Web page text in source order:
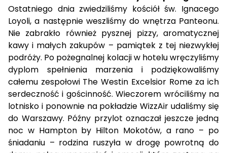
Ostatniego dnia zwiedziliśmy kościół św. Ignacego
Loyoli, a następnie weszliśmy do wnętrza Panteonu.
Nie zabrakło również pysznej pizzy, aromatycznej
kawy i małych zakupów – pamiątek z tej niezwykłej
podróży. Po pożegnalnej kolacji w hotelu wręczyliśmy
dyplom spełnienia marzenia i podziękowaliśmy
całemu zespołowi The Westin Excelsior Rome za ich
serdeczność i gościnność. Wieczorem wróciliśmy na
lotnisko i ponownie na pokładzie WizzAir udaliśmy się
do Warszawy. Późny przylot oznaczał jeszcze jedną
noc w Hampton by Hilton Mokotów, a rano – po
śniadaniu – rodzina ruszyła w drogę powrotną do